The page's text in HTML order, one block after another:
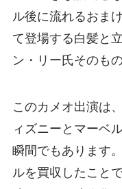
ル後に流れるおま
て登場する白髪と
ン・リー氏そのもの
このカメオ出演は
ィズニーとマーベ
瞬間でもあります
ルを買収したこと